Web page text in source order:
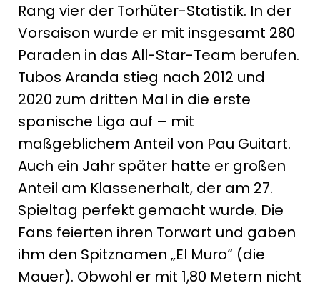
Rang vier der Torhüter-Statistik. In der
Vorsaison wurde er mit insgesamt 280
Paraden in das All-Star-Team berufen.
Tubos Aranda stieg nach 2012 und
2020 zum dritten Mal in die erste
spanische Liga auf – mit
maßgeblichem Anteil von Pau Guitart.
Auch ein Jahr später hatte er großen
Anteil am Klassenerhalt, der am 27.
Spieltag perfekt gemacht wurde. Die
Fans feierten ihren Torwart und gaben
ihm den Spitznamen „El Muro“ (die
Mauer). Obwohl er mit 1,80 Metern nicht